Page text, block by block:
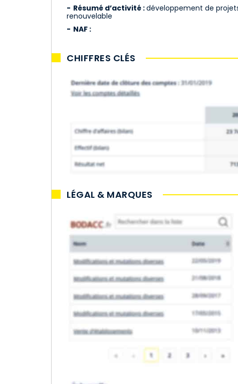
Résumé d’activité :développement de
renouvelable
NAF :
CHIFFRES CLÉS
LÉGAL & MARQUES